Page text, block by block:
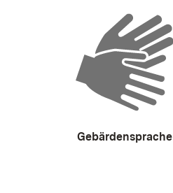
Gebärdensprache